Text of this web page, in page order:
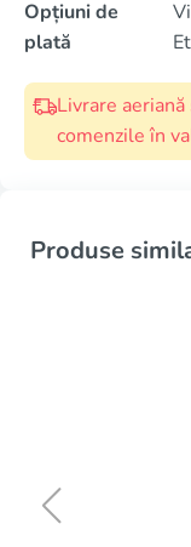
Opțiuni de
plată
Livrare
comenzile în
Produse